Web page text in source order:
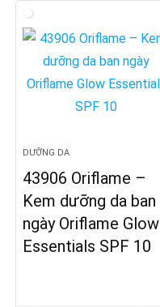
DƯỠNG DA
43906 Oriflame –
Kem dưỡng da ban
ngày Oriflame Glow
Essentials SPF 10